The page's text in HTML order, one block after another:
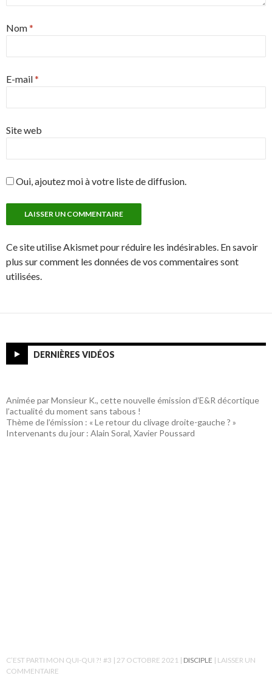
Nom*
E-mail*
Site web
Oui, ajoutez moi à votre liste de diffusion.
Ce site utilise Akismet pour réduire les indésirables. En savoir
plus sur comment les données de vos commentaires sont
utilisées.
DERNIÈRES VIDÉOS
Animée par Monsieur K., cette nouvelle émission d’E&R décortique
l’actualité du moment sans tabous !
Thème de l’émission : « Le retour du clivage droite-gauche ? »
Intervenants du jour : Alain Soral, Xavier Poussard
C’EST PARTI MON QUI-QUI ?! #3 27 OCTOBRE 2021 DISCIPLE
LAISSER UN
COMMENTAIRE